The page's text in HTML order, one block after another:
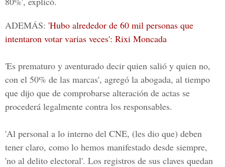
ADEMÁS: 'Hubo alrededor de 60 mil personas que
intentaron votar varias veces': Rixi Moncada
'Es prematuro y aventurado decir quien salió y quien no,
con el 50% de las marcas', agregó la abogada, al tiempo
que dijo que de comprobarse alteración de actas se
procederá legalmente contra los responsables.
'Al personal a lo interno del CNE, (les dio que) deben
tener claro, como lo hemos manifestado desde siempre,
'no al delito electoral'. Los registros de sus claves quedan